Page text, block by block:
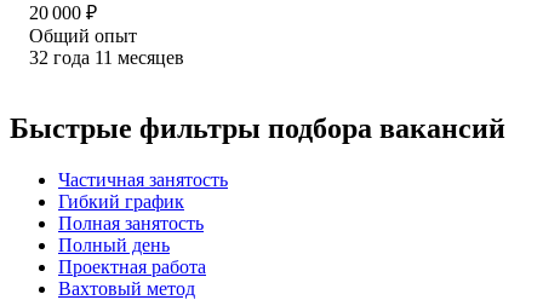
20 000 ₽
Общий опыт
32 года 11 месяцев
Быстрые фильтры подбора вакансий
Частичная занятость
Гибкий график
Полная занятость
Полный день
Проектная работа
Вахтовый метод